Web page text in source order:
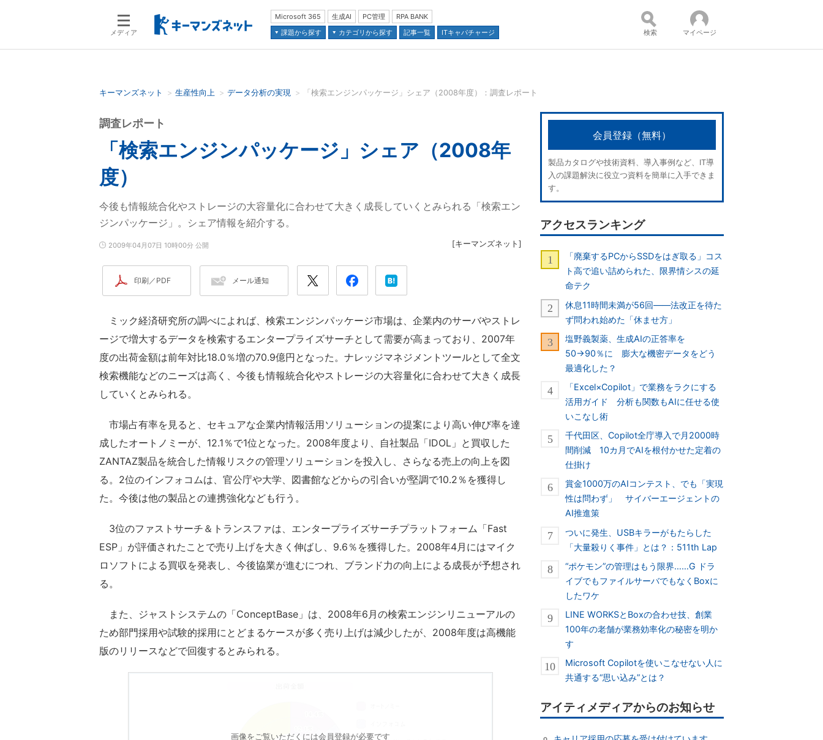
メディア
Microsoft 365 生成AI PC管理
RPA BANK
課題から探す
カテゴリから探す 記事一覧 ITキャパチャージ
検索語を入力してください 並び順：
検索 マイページ
キーマンズネット 生産性向上 データ分析の実現 「検索エンジンパッケージ」シェア（2008年度）：調査レポート
「検索エンジンパッケージ」シェア（2008年
度）
調査レポート
今後も情報統合化やストレージの大容量化に合わせて大きく成長していくとみられる「検索エン
ジンパッケージ」。シェア情報を紹介する。
2009年04月07日 10時00分 公開 [キーマンズネット ]
印刷／PDF メール通知
ミック経済研究所の調べによれば、検索エンジンパッケージ市場は、企業内のサーバやストレ
ージで増大するデータを検索するエンタープライズサーチとして需要が高まっており、2007年
度の出荷金額は前年対比18.0％増の70.9億円となった。ナレッジマネジメントツールとして全文
検索機能などのニーズは高く、今後も情報統合化やストレージの大容量化に合わせて大きく成長
していくとみられる。
市場占有率を見ると、セキュアな企業内情報活用ソリューションの提案により高い伸び率を達
成したオートノミーが、12.1％で1位となった。2008年度より、自社製品「IDOL」と買収した
ZANTAZ製品を統合した情報リスクの管理ソリューションを投入し、さらなる売上の向上を図
る。2位のインフォコムは、官公庁や大学、図書館などからの引合いが堅調で10.2％を獲得し
た。今後は他の製品との連携強化なども行う。
3位のファストサーチ＆トランスファは、エンタープライズサーチプラットフォーム「Fast
ESP」が評価されたことで売り上げを大きく伸ばし、9.6％を獲得した。2008年4月にはマイク
ロソフトによる買収を発表し、今後協業が進むにつれ、ブランド力の向上による成長が予想され
る。
また、ジャストシステムの「ConceptBase」は、2008年6月の検索エンジンリニューアルの
ため部門採用や試験的採用にとどまるケースが多く売り上げは減少したが、2008年度は高機能
版のリリースなどで回復するとみられる。
画像をご覧いただくには会員登録が必要です
会員登録（無料）
製品カタログや技術資料、導入事例など、IT導
入の課題解決に役立つ資料を簡単に入手できま
す。
アクセスランキング
「廃棄するPCからSSDをはぎ取る」コス
ト高で追い詰められた、限界情シスの延
命テク
休息11時間未満が56回――法改正を待た
ず問われ始めた「休ませ方」
塩野義製薬、生成AIの正答率を
50→90％に 膨大な機密データをどう
最適化した？
「Excel×Copilot」で業務をラクにする
活用ガイド 分析も関数もAIに任せる使
いこなし術
千代田区、Copilot全庁導入で月2000時
間削減 10カ月でAIを根付かせた定着の
仕掛け
賞金1000万のAIコンテスト、でも「実現
性は問わず」 サイバーエージェントの
AI推進策
ついに発生、USBキラーがもたらした
「大量殺りく事件」とは？：511th Lap
“ポケモン”の管理はもう限界……G ドラ
イブでもファイルサーバでもなくBoxに
したワケ
LINE WORKSとBoxの合わせ技、創業
100年の老舗が業務効率化の秘密を明か
す
Microsoft Copilotを使いこなせない人に
共通する“思い込み”とは？
アイティメディアからのお知らせ